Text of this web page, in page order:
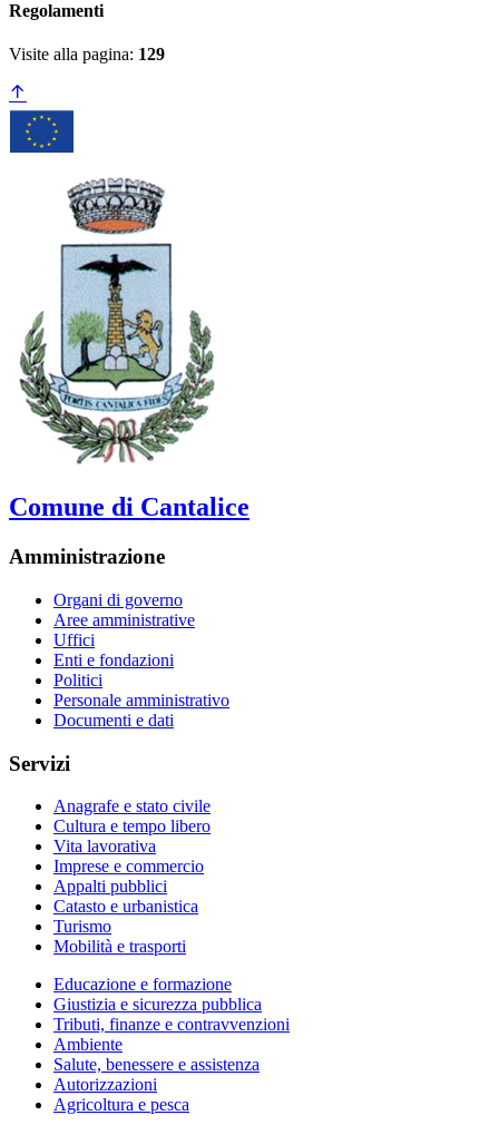
Regolamenti
Visite alla pagina: 129
Comune di Cantalice
Amministrazione
Organi di governo
Aree amministrative
Uffici
Enti e fondazioni
Politici
Personale amministrativo
Documenti e dati
Servizi
Anagrafe e stato civile
Cultura e tempo libero
Vita lavorativa
Imprese e commercio
Appalti pubblici
Catasto e urbanistica
Turismo
Mobilità e trasporti
Educazione e formazione
Giustizia e sicurezza pubblica
Tributi, finanze e contravvenzioni
Ambiente
Salute, benessere e assistenza
Autorizzazioni
Agricoltura e pesca